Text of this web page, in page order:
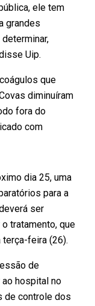
ele tem
grandes
Uip.
que
diminuíram
fora do
com
dia 25, uma
para a
ser
tratamento, que
terça-feira (26).
de
hospital no
de controle dos